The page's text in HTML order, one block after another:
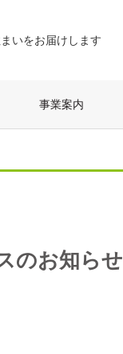
いをお届けします
事業案内
のお知らせ